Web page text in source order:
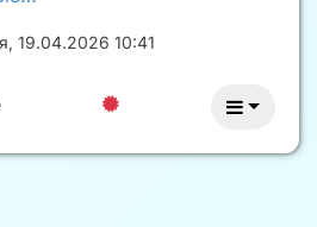
, 19.04.2026 10:41